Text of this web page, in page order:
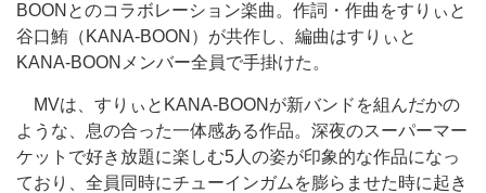
BOONとのコラボレーション楽曲。作詞・作曲をすりぃと
谷口鮪（KANA-BOON）が共作し、編曲はすりぃと
KANA-BOONメンバー全員で手掛けた。
MVは、すりぃとKANA-BOONが新バンドを組んだかの
ような、息の合った一体感ある作品。深夜のスーパーマー
ケットで好き放題に楽しむ5人の姿が印象的な作品になっ
ており、全員同時にチューインガムを膨らませた時に起き